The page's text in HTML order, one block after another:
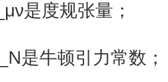
是度规张量；
是牛顿引力常数；